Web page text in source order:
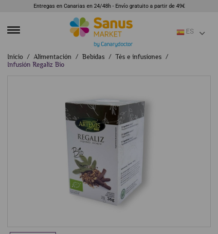
Entregas en Canarias en 24/48h - Envío gratuito a partir de 49€
ES
Inicio Alimentación Bebidas
Tés e infusiones
Infusión Regaliz Bio